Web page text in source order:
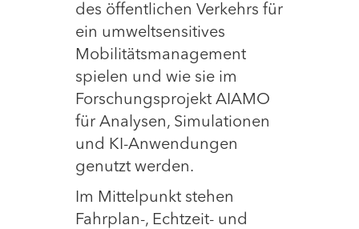
des öffentlichen Verkehrs für
ein umweltsensitives
Mobilitätsmanagement
spielen und wie sie im
Forschungsprojekt AIAMO
für Analysen, Simulationen
und KI-Anwendungen
genutzt werden.
Im Mittelpunkt stehen
Fahrplan-, Echtzeit- und